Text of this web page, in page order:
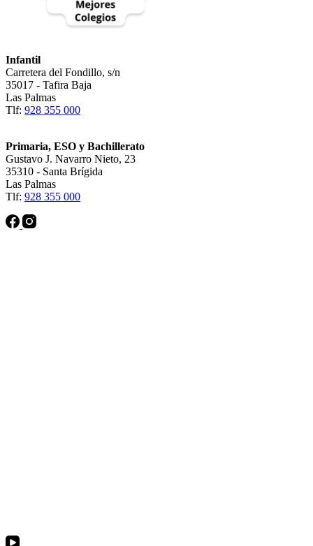
Infantil
Carretera del Fondillo, s/n
35017 - Tafira Baja
Las Palmas
Tlf: 928 355 000
Primaria, ESO y Bachillerato
Gustavo J. Navarro Nieto, 23
35310 - Santa Brígida
Las Palmas
Tlf: 928 355 000